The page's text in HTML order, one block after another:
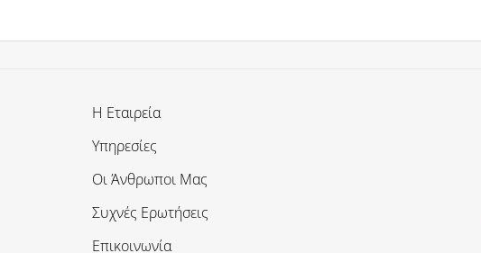
Η Εταιρεία
Υπηρεσίες
Οι Άνθρωποι Μας
Συχνές Ερωτήσεις
Επικοινωνία